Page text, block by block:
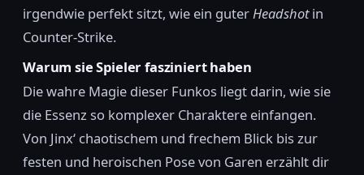
irgendwie perfekt sitzt, wie ein guterHeadshotin
Counter-Strike.
Warum sie Spieler fasziniert haben
Die wahre Magie dieser Funkos liegt darin, wie sie
die Essenz so komplexer Charaktere einfangen.
Von Jinx‘ chaotischem und frechem Blick bis zur
festen und heroischen Pose von Garen erzählt dir